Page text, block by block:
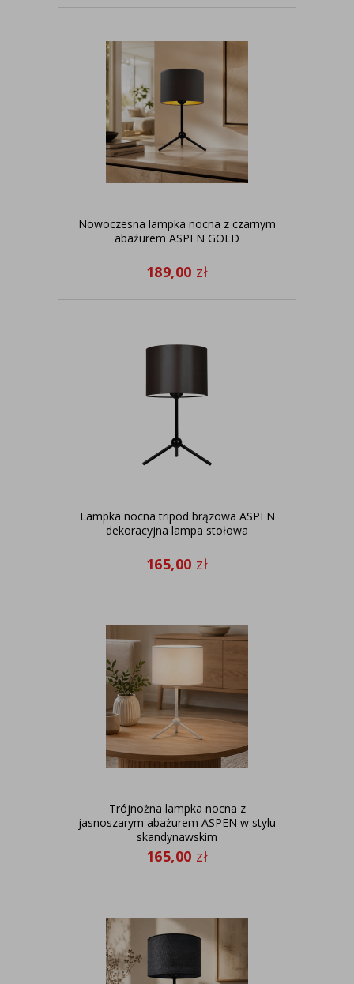
Nowoczesna lampka nocna z czarnym
abażurem ASPEN GOLD
189,00 zł
Lampka nocna tripod brązowa ASPEN
dekoracyjna lampa stołowa
165,00 zł
Trójnożna lampka nocna z
jasnoszarym abażurem ASPEN w stylu
skandynawskim
165,00 zł